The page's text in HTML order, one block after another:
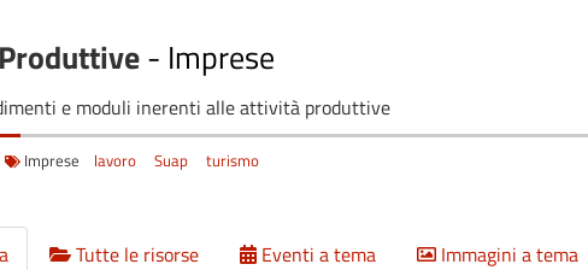
- Imprese
e moduli inerenti alle attività produttive
Imprese lavoro Suap turismo
Tutte le risorse Eventi a tema Immagini a tema